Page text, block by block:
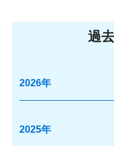
過
2026年
2025年